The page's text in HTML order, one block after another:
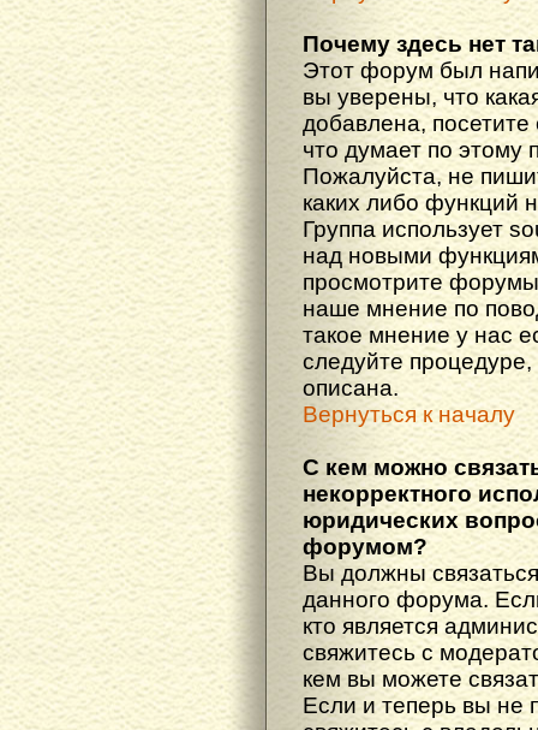
Почему здесь нет
Этот форум был
вы уверены, что
добавлена,
что думает по этому
Пожалуйста, не
каких либо функций
Группа использует
над новыми
просмотрите
наше мнение по
такое мнение у нас
следуйте процедуре,
описана.
Вернуться к началу
С кем можно
некорректного
юридических
форумом?
Вы должны
данного форума.
кто является
свяжитесь с
кем вы можете
Если и теперь вы не